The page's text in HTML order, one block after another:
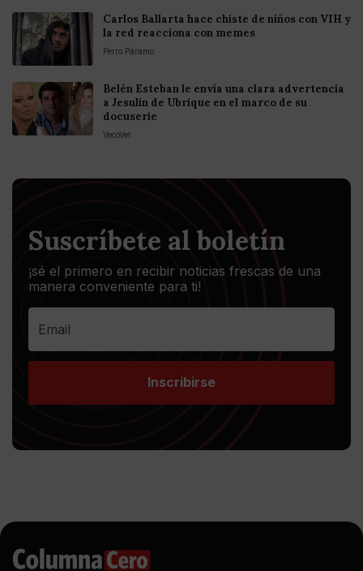
Carlos Ballarta hace chiste de niños con VIH y
la red reacciona con memes
Perro Páramo
Belén Esteban le envía una clara advertencia
a Jesulín de Ubrique en el marco de su
docuserie
VecoVet
Suscríbete al boletín
¡sé el primero en recibir noticias frescas de una
manera conveniente para ti!
Inscribirse